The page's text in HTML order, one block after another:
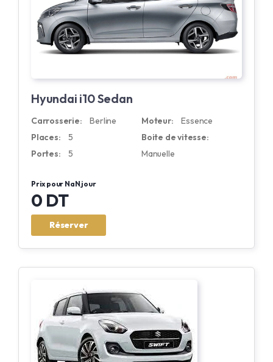
Hyundai i10 Sedan
Carrosserie:
Berline
Places:
5
Portes:
5
Moteur:
Essence
Boite de vitesse:
Manuelle
Prix pour NaN jour
0 DT
Réserver